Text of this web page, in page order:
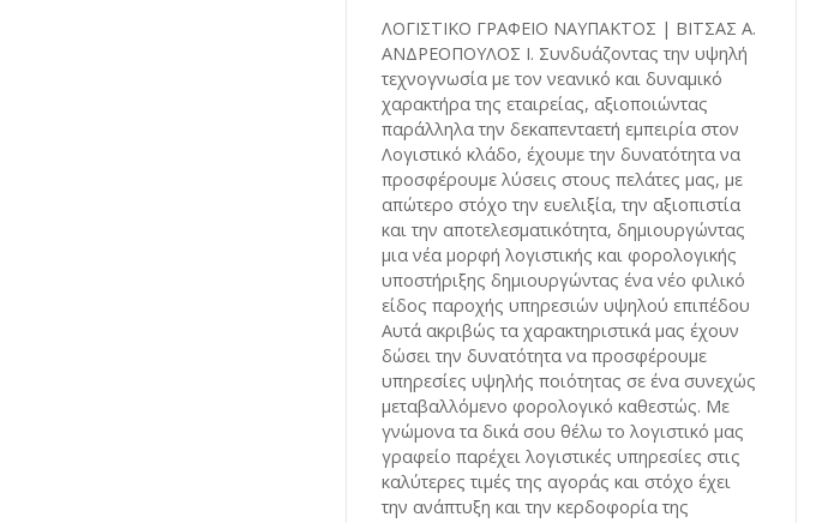
ΛΟΓΙΣΤΙΚΟ ΓΡΑΦΕΙΟ ΝΑΥΠΑΚΤΟΣ | ΒΙΤΣΑΣ Α.
ΑΝΔΡΕΟΠΟΥΛΟΣ Ι. Συνδυάζοντας την υψηλή
τεχνογνωσία με τον νεανικό και δυναμικό
χαρακτήρα της εταιρείας, αξιοποιώντας
παράλληλα την δεκαπενταετή εμπειρία στον
Λογιστικό κλάδο, έχουμε την δυνατότητα να
προσφέρουμε λύσεις στους πελάτες μας, με
απώτερο στόχο την ευελιξία, την αξιοπιστία
και την αποτελεσματικότητα, δημιουργώντας
μια νέα μορφή λογιστικής και φορολογικής
υποστήριξης δημιουργώντας ένα νέο φιλικό
είδος παροχής υπηρεσιών υψηλού επιπέδου
Αυτά ακριβώς τα χαρακτηριστικά μας έχουν
δώσει την δυνατότητα να προσφέρουμε
υπηρεσίες υψηλής ποιότητας σε ένα συνεχώς
μεταβαλλόμενο φορολογικό καθεστώς. Με
γνώμονα τα δικά σου θέλω το λογιστικό μας
γραφείο παρέχει λογιστικές υπηρεσίες στις
καλύτερες τιμές της αγοράς και στόχο έχει
την ανάπτυξη και την κερδοφορία της